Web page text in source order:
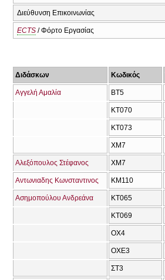
Διεύθυνση Επικοινωνίας
ECTS / Φόρτο Εργασίας
Διδάσκων Κωδικός
Αγγελή Αμαλία ΒΤ5
ΚΤ070
ΚΤ073
ΧΜ7
Αλεξόπουλος Στέφανος ΧΜ7
Αντωνιαδης Κωνσταντινος ΚΜ110
Ασημοπούλου Ανδρεάνα ΚΤ065
ΚΤ069
ΟΧ4
ΟΧΕ3
ΣΤ3